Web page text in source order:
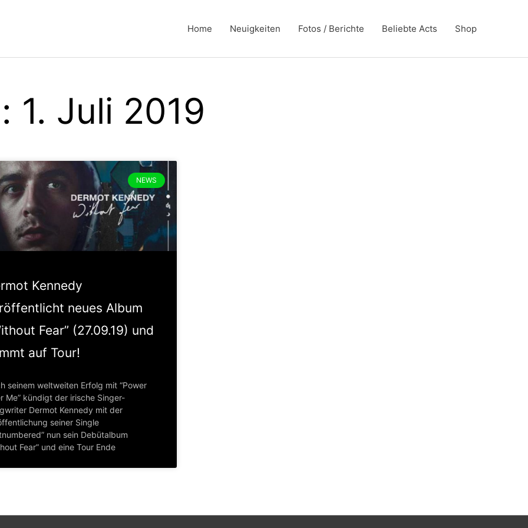
Home Neuigkeiten Fotos / Berichte Beliebte Acts Shop
1. Juli 2019
NEWS
Kennedy
neues Album
Fear” (27.09.19) und
auf Tour!
seinem weltweiten Erfolg mit “Power
Me” kündigt der irische Singer-
Dermot Kennedy mit der
seiner Single
nun sein Debütalbum
Fear” und eine Tour Ende